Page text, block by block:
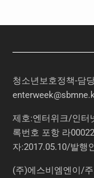
청소년보호정책-담
제호:엔터위크/인터
록번호 포항 라
자:2017.05.10/발행
(주)에스비엠엔이/